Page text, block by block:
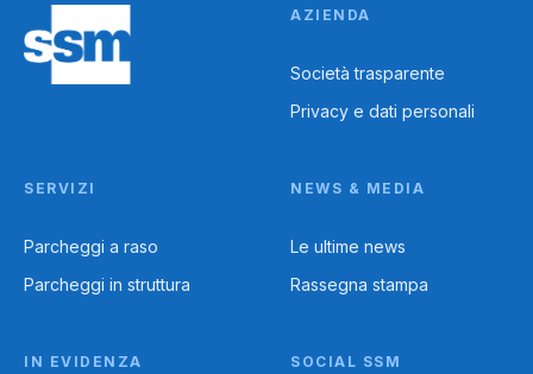
AZIENDA
Società trasparente
Privacy e dati personali
SERVIZI
Parcheggi a raso
Parcheggi in struttura
NEWS & MEDIA
Le ultime news
Rassegna stampa
IN EVIDENZA SOCIAL SSM